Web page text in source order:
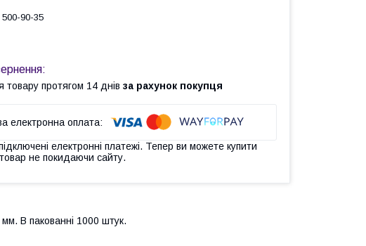
90-35
товару протягом 14 днів за рахунок покупця
електронні платежі. Тепер ви можете купити
не покидаючи сайту.
В пакованні 1000 штук.